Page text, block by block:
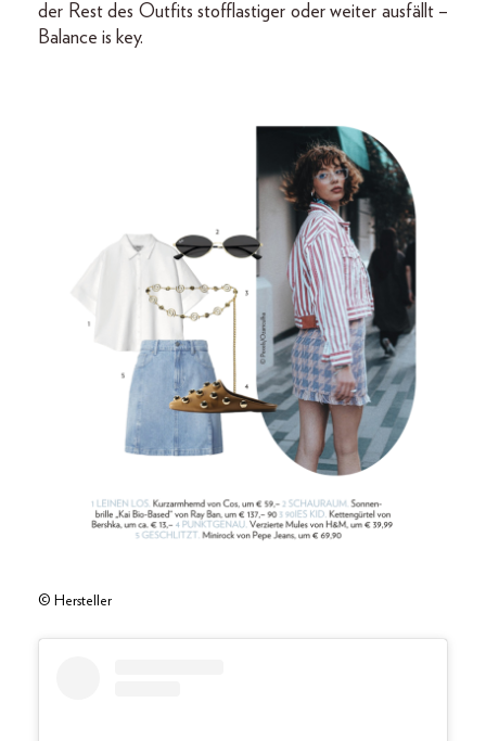
der Rest des Outfits stofflastiger oder weiter ausfällt –
Balance is key.
© Hersteller